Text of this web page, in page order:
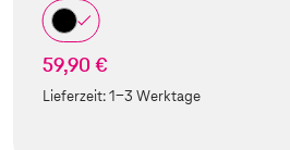
59,90 €
Lieferzeit:1-3 Werktage